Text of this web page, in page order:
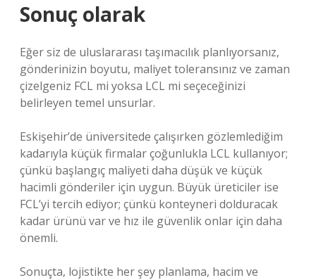
Sonuç olarak
Eğer siz de uluslararası taşımacılık planlıyorsanız,
gönderinizin boyutu, maliyet toleransınız ve zaman
çizelgeniz FCL mi yoksa LCL mi seçeceğinizi
belirleyen temel unsurlar.
Eskişehir’de üniversitede çalışırken gözlemlediğim
kadarıyla küçük firmalar çoğunlukla LCL kullanıyor;
çünkü başlangıç maliyeti daha düşük ve küçük
hacimli gönderiler için uygun. Büyük üreticiler ise
FCL’yi tercih ediyor; çünkü konteyneri dolduracak
kadar ürünü var ve hız ile güvenlik onlar için daha
önemli.
Sonuçta, lojistikte her şey planlama, hacim ve